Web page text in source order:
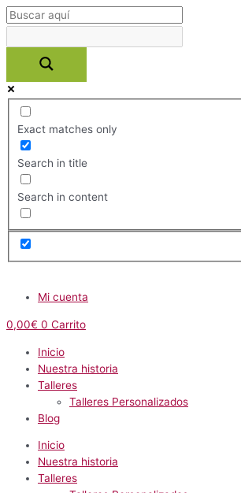
Ir
al
contenido
Exact matches only
Search in title
Search in content
Menú Mi cuenta
0,00€ 0 Carrito
Inicio
Nuestra historia
Talleres
Talleres Personalizados
Blog
Inicio
Nuestra historia
Talleres